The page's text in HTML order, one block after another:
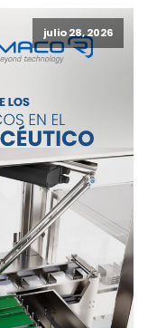
julio 28, 2026